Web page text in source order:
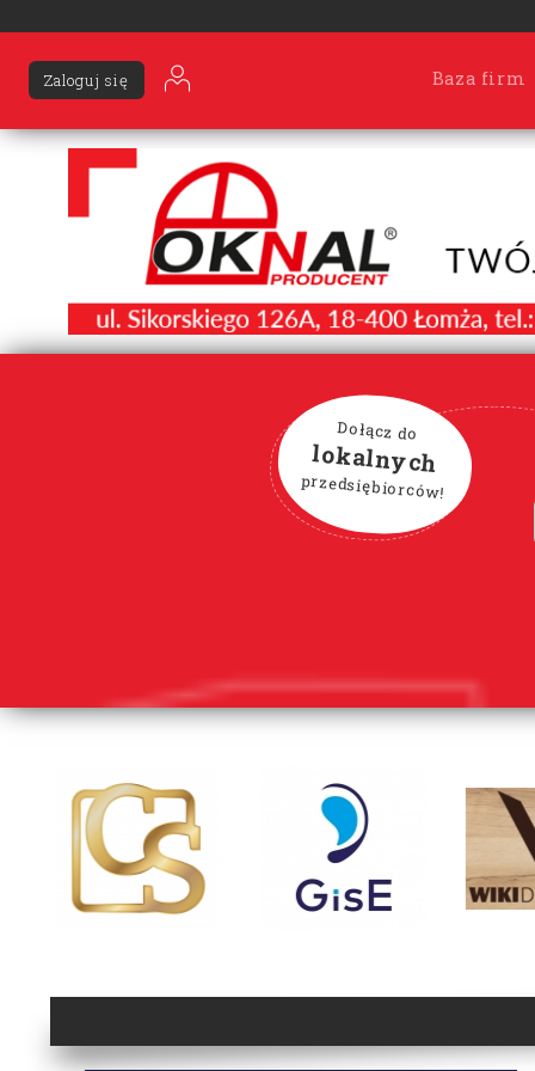
Baza firm
Zaloguj się
Dołącz do
lokalnych
przedsiębiorców!
lorem ipsum